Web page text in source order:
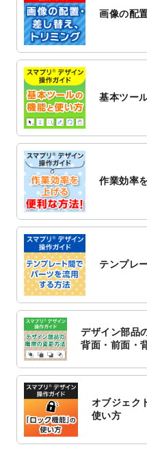
トを公開い
2022/12/1
2022/11/25
【新商品】
2022/11/25
【新商品
2022/11/4
しました。
2022/10/26
レートを追
2022/10/26
追加しまし
2022/10/20
2022/10/14
年賀ポス
2022/10/6
チラシ作成
2022/10/1
2023年版1
2022/9/21
コンサート
2022/9/5
年賀状のデ
2022/9/5
喪中はがき
画像の配
基本ツー
作業効率
テンプレ
デザイン部品
背面・前面・
オブジェク
使い方